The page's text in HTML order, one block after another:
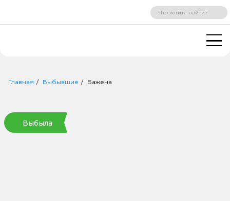
ВХОД РЕГИСТРАЦИЯ
Главная Выбывшие Бажена
Выбыла